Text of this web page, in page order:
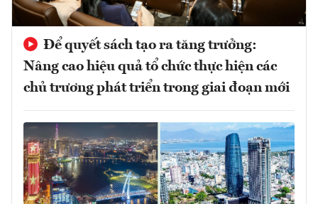
Để quyết sách tạo ra tăng trưởng:
Nâng cao hiệu quả tổ chức thực hiện các
chủ trương phát triển trong giai đoạn mới